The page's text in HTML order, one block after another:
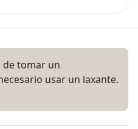
de tomar un
usar un laxante.